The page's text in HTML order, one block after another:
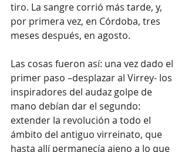
tiro. La sangre corrió más tarde, y,
por primera vez, en Córdoba, tres
meses después, en agosto.
Las cosas fueron así: una vez dado el
primer paso –desplazar al Virrey- los
inspiradores del audaz golpe de
mano debían dar el segundo:
extender la revolución a todo el
ámbito del antiguo virreinato, que
hasta allí permanecía ajeno a lo que